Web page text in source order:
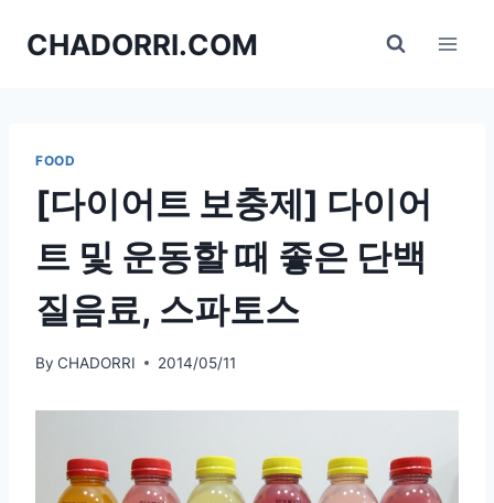
CHADORRI.COM
FOOD
[다이어트 보충제] 다이어
트 및 운동할 때 좋은 단백
질음료, 스파토스
By CHADORRI 2014/05/11